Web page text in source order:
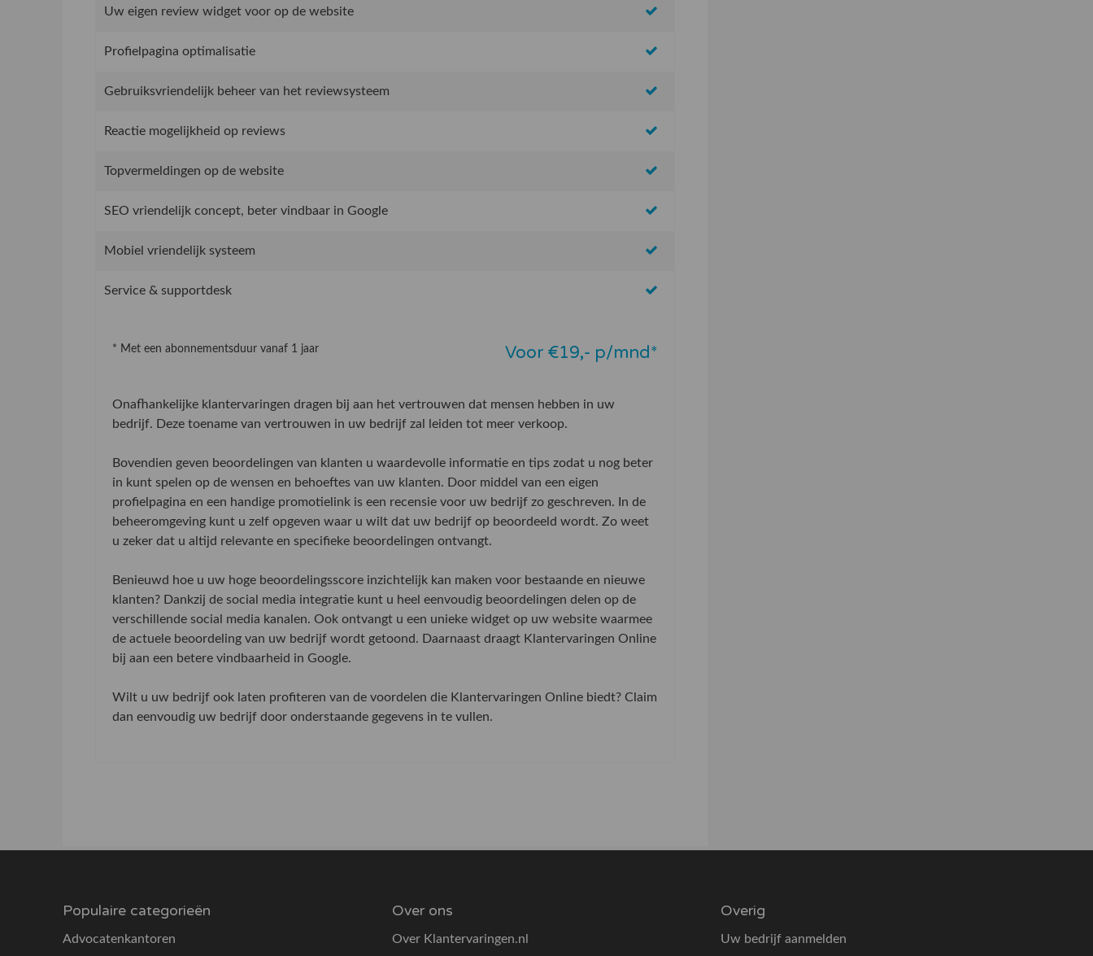
Uw eigen review widget voor op de website
Profielpagina optimalisatie
Gebruiksvriendelijk beheer van het reviewsysteem
Reactie mogelijkheid op reviews
Topvermeldingen op de website
SEO vriendelijk concept, beter vindbaar in Google
Mobiel vriendelijk systeem
Service & supportdesk
* Met een abonnementsduur vanaf 1 jaar Voor €19,- p/mnd*
Onafhankelijke klantervaringen dragen bij aan het vertrouwen dat mensen hebben in uw
bedrijf. Deze toename van vertrouwen in uw bedrijf zal leiden tot meer verkoop.
Bovendien geven beoordelingen van klanten u waardevolle informatie en tips zodat u nog beter
in kunt spelen op de wensen en behoeftes van uw klanten. Door middel van een eigen
profielpagina en een handige promotielink is een recensie voor uw bedrijf zo geschreven. In de
beheeromgeving kunt u zelf opgeven waar u wilt dat uw bedrijf op beoordeeld wordt. Zo weet
u zeker dat u altijd relevante en specifieke beoordelingen ontvangt.
Benieuwd hoe u uw hoge beoordelingsscore inzichtelijk kan maken voor bestaande en nieuwe
klanten? Dankzij de social media integratie kunt u heel eenvoudig beoordelingen delen op de
verschillende social media kanalen. Ook ontvangt u een unieke widget op uw website waarmee
de actuele beoordeling van uw bedrijf wordt getoond. Daarnaast draagt Klantervaringen Online
bij aan een betere vindbaarheid in Google.
Wilt u uw bedrijf ook laten profiteren van de voordelen die Klantervaringen Online biedt? Claim
dan eenvoudig uw bedrijf door onderstaande gegevens in te vullen.
Populaire categorieën
Advocatenkantoren
Over ons
Over Klantervaringen.nl
Overig
Uw bedrijf aanmelden